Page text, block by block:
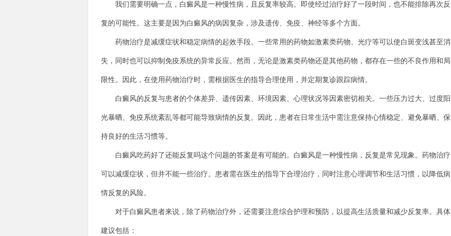
我们需要明确一点，白癜风是一种慢性病，且反复率较高。即使经过治疗好了一段时间，也不能排除再次反
复的可能性。这主要是因为白癜风的病因复杂，涉及遗传、免疫、神经等多个方面。
药物治疗是减缓症状和稳定病情的起效手段。一些常用的药物如激素类药物、光疗等可以使白斑变浅甚至消
失，同时也可以抑制免疫系统的异常反应。然而，无论是激素类药物还是其他药物，都存在一些的不良作用和局
限性。因此，在使用药物治疗时，需根据医生的指导合理使用，并定期复诊跟踪病情。
白癜风的反复与患者的个体差异、遗传因素、环境因素、心理状况等因素密切相关。一些压力过大、过度阳
光暴晒、免疫系统紊乱等都可能导致病情的反复。因此，患者在日常生活中需注意保持心情稳定、避免暴晒、保
持良好的生活习惯等。
白癜风吃药好了还能反复吗这个问题的答案是有可能的。白癜风是一种慢性病，反复是常见现象。药物治疗
可以减缓症状，但并不能一些治疗。患者需在医生的指导下合理治疗，同时注意心理调节和生活习惯，以降低病
情反复的风险。
对于白癜风患者来说，除了药物治疗外，还需要注意综合护理和预防，以提高生活质量和减少反复率。具体
建议包括：